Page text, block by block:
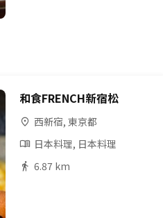
和食FRENCH新宿松
西新宿, 東京都
日本料理, 日本料理
6.87 km